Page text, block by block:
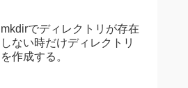
mkdirでディレクトリが存在
しない時だけディレクトリ
を作成する。